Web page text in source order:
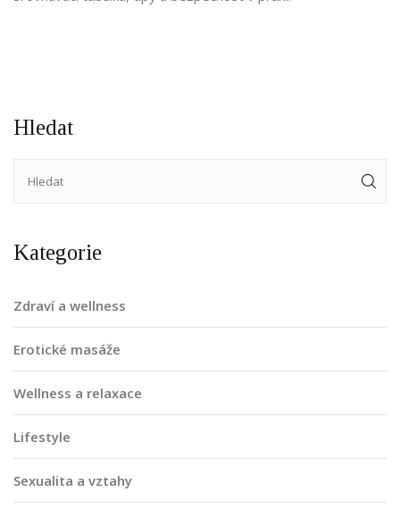
Hledat
Kategorie
Zdraví a wellness
Erotické masáže
Wellness a relaxace
Lifestyle
Sexualita a vztahy